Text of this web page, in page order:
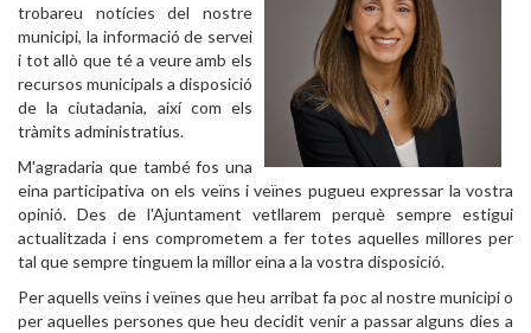
trobareu notícies del nostre
municipi, la informació de servei
i tot allò que té a veure amb els
recursos municipals a disposició
de la ciutadania, així com els
tràmits administratius.
M'agradaria que també fos una
eina participativa on els veïns i veïnes pugueu expressar la vostra
opinió. Des de l'Ajuntament vetllarem perquè sempre estigui
actualitzada i ens comprometem a fer totes aquelles millores per
tal que sempre tinguem la millor eina a la vostra disposició.
Per aquells veïns i veïnes que heu arribat fa poc al nostre municipi o
per aquelles persones que heu decidit venir a passar alguns dies a